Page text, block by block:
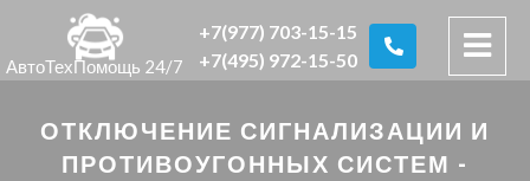
АвтоТехПомощь 24/7
+7(977) 703-15-15
+7(495) 972-15-50
ОТКЛЮЧЕНИЕ СИГНАЛИЗАЦИИ И
ПРОТИВОУГОННЫХ СИСТЕМ -